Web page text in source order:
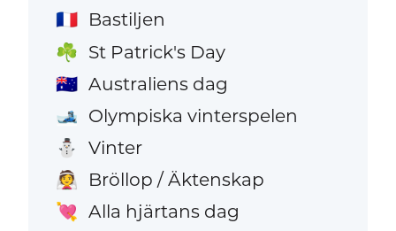
🇫🇷 Bastiljen
☘️ St Patrick's Day
🇦🇺 Australiens dag
🎿 Olympiska vinterspelen
⛄ Vinter
👰 Bröllop / Äktenskap
💘 Alla hjärtans dag